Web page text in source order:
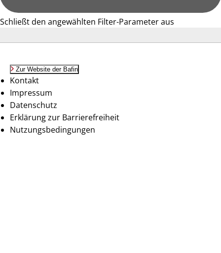
Schließt den angewählten Filter-Parameter aus
Zur Website der Bafin
Kontakt
Impressum
Datenschutz
Erklärung zur Barrierefreiheit
Nutzungsbedingungen